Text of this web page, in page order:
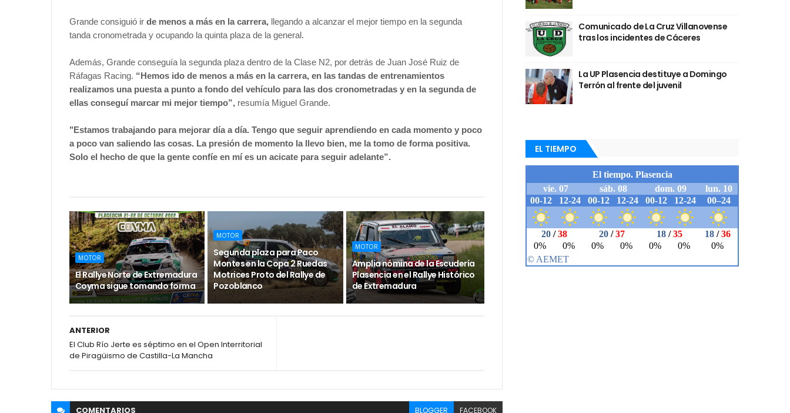
Grande consiguió ir de menos a más en la carrera, llegando a alcanzar el mejor tiempo en la segunda
tanda cronometrada y ocupando la quinta plaza de la general.
Además, Grande conseguía la segunda plaza dentro de la Clase N2, por detrás de Juan José Ruiz de
Ráfagas Racing. “Hemos ido de menos a más en la carrera, en las tandas de entrenamientos
realizamos una puesta a punto a fondo del vehículo para las dos cronometradas y en la segunda de
ellas conseguí marcar mi mejor tiempo”, resumía Miguel Grande.
"Estamos trabajando para mejorar día a día. Tengo que seguir aprendiendo en cada momento y poco
a poco van saliendo las cosas. La presión de momento la llevo bien, me la tomo de forma positiva.
Solo el hecho de que la gente confíe en mí es un acicate para seguir adelante”.
MOTOR
El Rallye Norte de Extremadura
Coyma sigue tomando forma
MOTOR
Segunda plaza para Paco
Montes en la Copa 2 Ruedas
Motrices Proto del Rallye de
Pozoblanco
MOTOR
Amplia nómina de la Escudería
Plasencia en el Rallye Histórico
de Extremadura
ANTERIOR
El Club Río Jerte es séptimo en el Open Interritorial
de Piragüismo de Castilla-La Mancha
COMENTARIOS BLOGGER FACEBOOK
Comunicado de La Cruz Villanovense
tras los incidentes de Cáceres
La UP Plasencia destituye a Domingo
Terrón al frente del juvenil
EL TIEMPO